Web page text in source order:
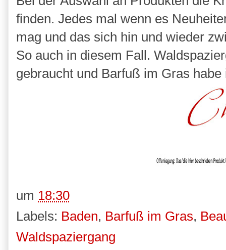
finden. Jedes mal wenn es
mag und das sich hin und wieder
So auch in diesem Fall.
gebraucht und Barfuß im Gras
um 18:30
Labels: Baden, Barfuß im Gras,
Waldspaziergang